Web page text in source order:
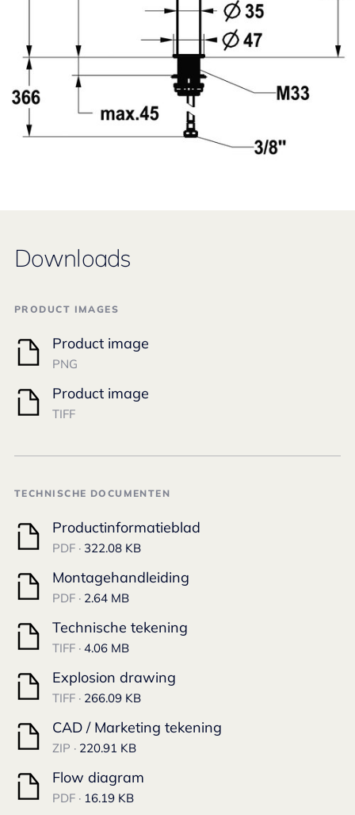
Downloads
PRODUCT IMAGES
Product image
PNG
Product image
TIFF
TECHNISCHE DOCUMENTEN
Productinformatieblad
PDF · 322.08 KB
Montagehandleiding
PDF · 2.64 MB
Technische tekening
TIFF · 4.06 MB
Explosion drawing
TIFF · 266.09 KB
CAD / Marketing tekening
ZIP · 220.91 KB
Flow diagram
PDF · 16.19 KB